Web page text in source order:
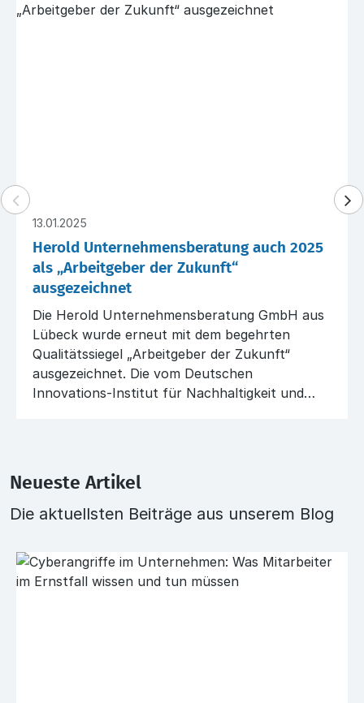
13.01.2025
Herold Unternehmensberatung auch 2025
als „Arbeitgeber der Zukunft“
ausgezeichnet
Die Herold Unternehmensberatung GmbH aus
Lübeck wurde erneut mit dem begehrten
Qualitätssiegel „Arbeitgeber der Zukunft“
ausgezeichnet. Die vom Deutschen
Innovations-Institut für Nachhaltigkeit und
Nachwuchskräfte.
Neueste Artikel
Die aktuellsten Beiträge aus unserem Blog